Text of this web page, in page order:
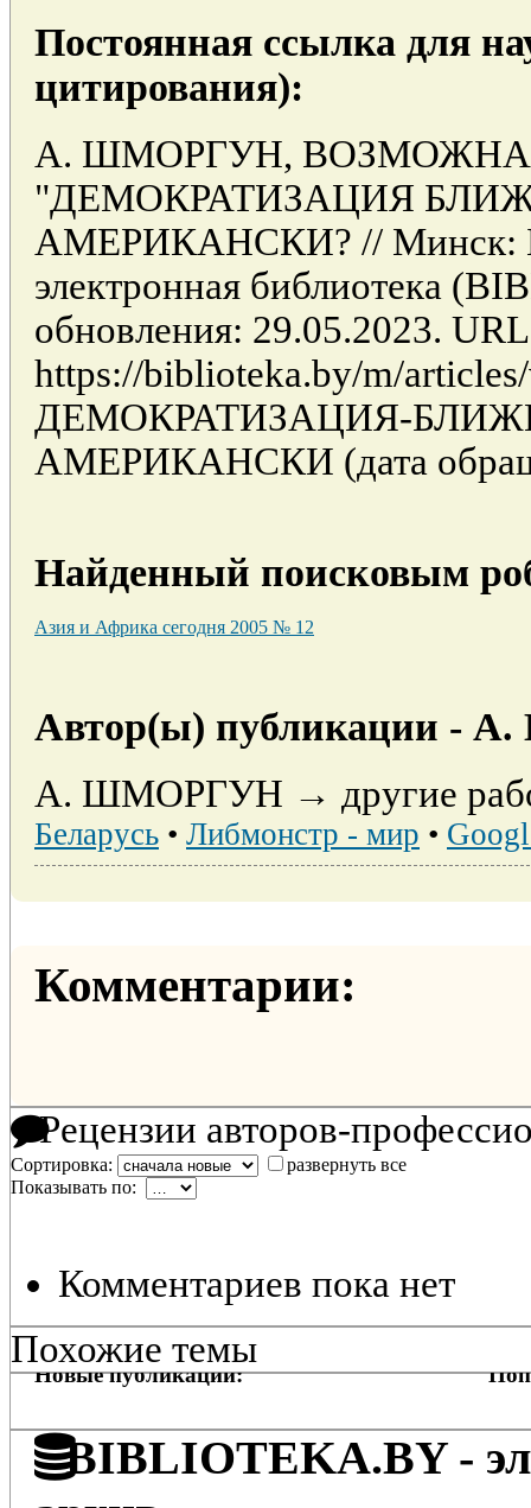
Постоянная ссылка для
цитирования):
А. ШМОРГУН,
"ДЕМОКРАТИЗАЦИЯ
АМЕРИКАНСКИ? // Минск:
электронная библиотека
обновления: 29.05.2023.
https://biblioteka.by/m/
ДЕМОКРАТИЗАЦИЯ-
АМЕРИКАНСКИ (дата
Найденный поисковым
Азия и Африка сегодня 2005 № 12
Автор(ы) публикации -
А. ШМОРГУН → другие
Беларусь • Либмонстр - мир •
Комментарии:
Рецензии авторов-
Сортировка:
развернуть все
Показывать по:
Комментариев пока нет
Похожие темы
Новые публикации:
BIBLIOTEKA.BY -